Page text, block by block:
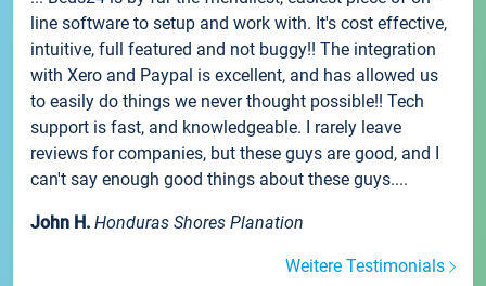
line software to setup and work with. It's cost effective,
intuitive, full featured and not buggy!! The integration
with Xero and Paypal is excellent, and has allowed us
to easily do things we never thought possible!! Tech
support is fast, and knowledgeable. I rarely leave
reviews for companies, but these guys are good, and I
can't say enough good things about these guys....
John H. Honduras Shores Planation
Weitere Testimonials